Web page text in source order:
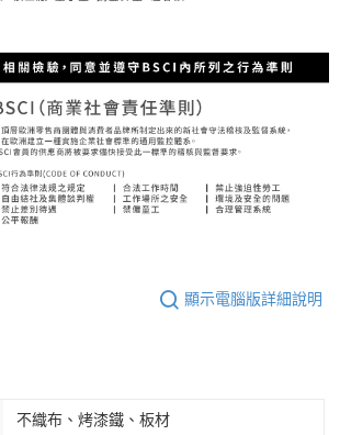
顯示電腦版詳細說明
不織布、烤漆鐵、板材